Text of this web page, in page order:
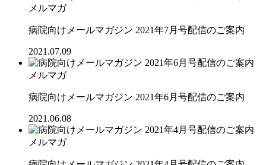
メルマガ
病院向けメールマガジン 2021年7月号配信のご案内
2021.07.09
メルマガ
病院向けメールマガジン 2021年6月号配信のご案内
2021.06.08
メルマガ